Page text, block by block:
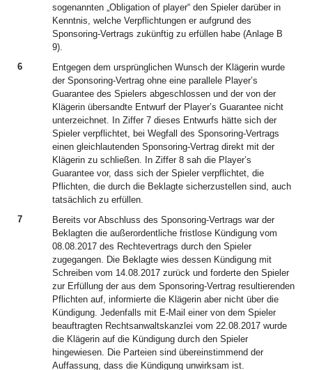
sogenannten „Obligation of player“ den Spieler darüber in
Kenntnis, welche Verpflichtungen er aufgrund des
Sponsoring-Vertrags zukünftig zu erfüllen habe (Anlage B
9).
6
Entgegen dem ursprünglichen Wunsch der Klägerin wurde
der Sponsoring-Vertrag ohne eine parallele Player’s
Guarantee des Spielers abgeschlossen und der von der
Klägerin übersandte Entwurf der Player’s Guarantee nicht
unterzeichnet. In Ziffer 7 dieses Entwurfs hätte sich der
Spieler verpflichtet, bei Wegfall des Sponsoring-Vertrags
einen gleichlautenden Sponsoring-Vertrag direkt mit der
Klägerin zu schließen. In Ziffer 8 sah die Player’s
Guarantee vor, dass sich der Spieler verpflichtet, die
Pflichten, die durch die Beklagte sicherzustellen sind, auch
tatsächlich zu erfüllen.
7
Bereits vor Abschluss des Sponsoring-Vertrags war der
Beklagten die außerordentliche fristlose Kündigung vom
08.08.2017 des Rechtevertrags durch den Spieler
zugegangen. Die Beklagte wies dessen Kündigung mit
Schreiben vom 14.08.2017 zurück und forderte den Spieler
zur Erfüllung der aus dem Sponsoring-Vertrag resultierenden
Pflichten auf, informierte die Klägerin aber nicht über die
Kündigung. Jedenfalls mit E-Mail einer von dem Spieler
beauftragten Rechtsanwaltskanzlei vom 22.08.2017 wurde
die Klägerin auf die Kündigung durch den Spieler
hingewiesen. Die Parteien sind übereinstimmend der
Auffassung, dass die Kündigung unwirksam ist.